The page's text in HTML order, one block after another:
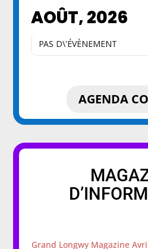
AOÛT, 2026
PAS D\'ÉVÈNEMENT
AGENDA
Grand Longwy Magazine